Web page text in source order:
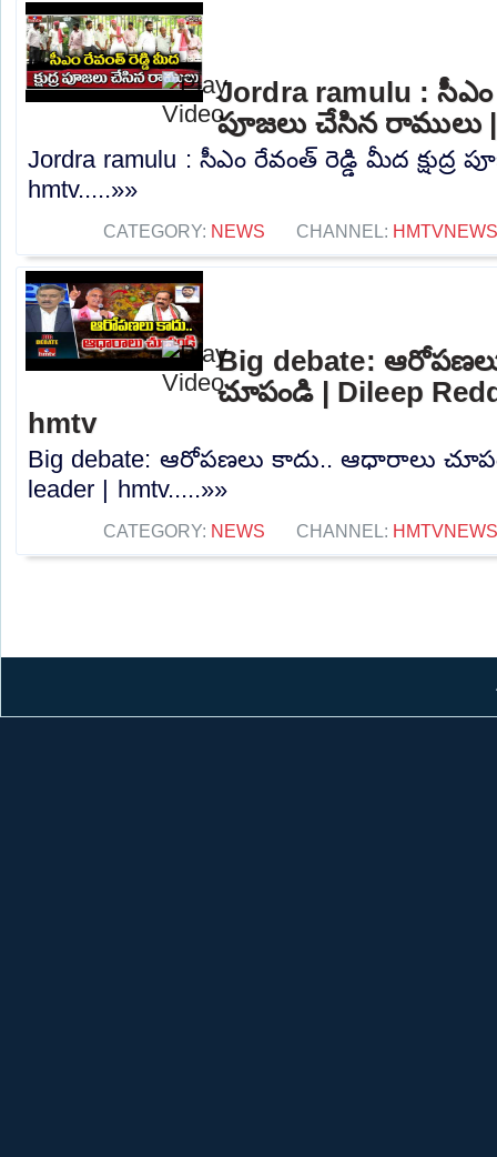
Jordra ramulu : సీఎం
పూజలు చేసిన రాములు
Jordra ramulu : సీఎం రేవంత్ రెడ్డి మీద క్షుద్ర
hmtv.....»»
CATEGORY: NEWS CHANNEL: HMTVNEWS
Big debate:
చూపండి | Dileep
hmtv
Big debate: ఆరోపణలు కాదు.. ఆధారాలు
leader | hmtv.....»»
CATEGORY: NEWS CHANNEL: HMTVNEWS